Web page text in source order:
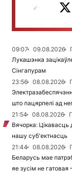
09:07 09.08.2026
Лукашэнка
Сінгапурам
23:56
08.08.2026
што пацярпелі ад
21:54
08.08.2026
Вячорка:
нашу суб'ектнасць
21:44
08.08.2026
Беларусь мае
яе зусім не гатовая